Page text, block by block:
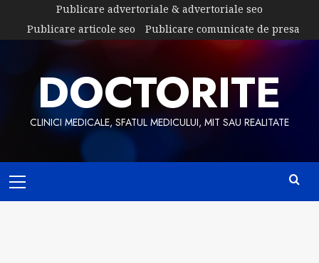
content
Publicare advertoriale & advertoriale seo
Publicare articole seo
Publicare comunicate de presa
DOCTORITE
CLINICI MEDICALE, SFATUL MEDICULUI, MIT SAU REALITATE
Menu